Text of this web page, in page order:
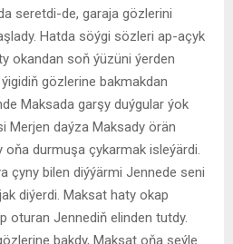
seretdi-de, garaja gözlerini
Hatda söýgi sözleri ap-açyk
okandan soň ýüzüni ýerden
gözlerine bakmakdan
Maksada garşy duýgular ýok
Merjen daýza Maksady örän
durmuşa çykarmak isleýärdi.
çyny bilen diýýärmi Jennede seni
diýerdi. Maksat haty okap
oturan Jennediň elinden tutdy.
bakdy, Maksat oňa şeýle